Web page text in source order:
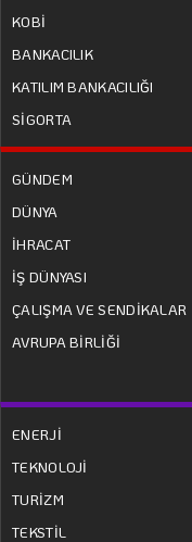
KOBİ
BANKACILIK
KATILIM BANKACILIĞI
SİGORTA
GÜNDEM
DÜNYA
İHRACAT
İŞ DÜNYASI
ÇALIŞMA VE SENDİKALAR
AVRUPA BİRLİĞİ
ENERJİ
TEKNOLOJİ
TURİZM
TEKSTİL